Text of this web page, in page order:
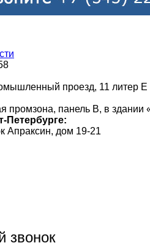
проезд, 11 литер Е
промзона, панель В, в
Петербурге:
Апраксин, дом 19-21
звонок